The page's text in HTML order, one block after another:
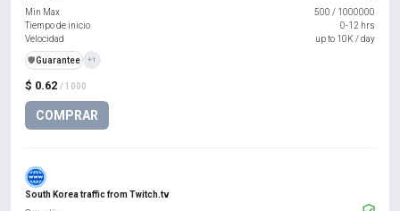
$ 0.62 / 1000
COMPRAR
Min Max
500 / 1000000
Tiempo de inicio
0-12 hrs
Velocidad
up to 10K / day
️🛡️Guarantee +1
South Korea traffic from Twitch.tv